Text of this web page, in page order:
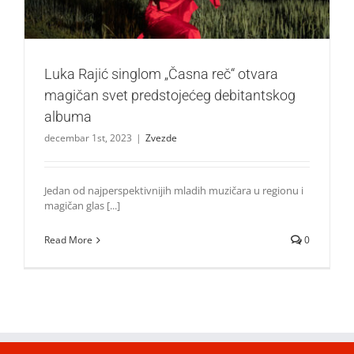
Luka Rajić singlom „Časna reč“ otvara
magičan svet predstojećeg debitantskog
albuma
decembar 1st, 2023 | Zvezde
Jedan od najperspektivnijih mladih muzičara u regionu i
magičan glas [...]
Read More 0